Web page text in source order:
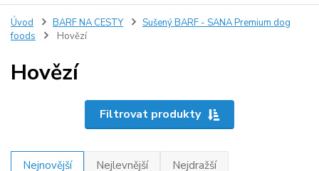
Úvod BARF NA CESTY
Sušený BARF - SANA Premium dog
foods
Hovězí
Hovězí
Filtrovat produkty
Nejnovější Nejlevnější Nejdražší